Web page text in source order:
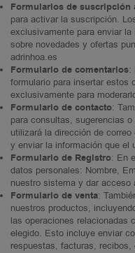
Formularios de suscripción
para activar la suscripción.
exclusivamente para enviar
sobre novedades y ofertas
adrinhoa.es
Formulario de comentarios:
formulario para insertar estos
exclusivamente para
Formulario de contacto:
para consultas, sugerencias
utilizará la dirección de
y enviar la información que el
Formulario de Registro: En
datos personales: Nombre,
nuestro sistema y dar acceso
Formulario de venta:
nuestros productos,
las operaciones relacionadas
elegido. Esto incluye enviar
respuestas, facturas, recibos,